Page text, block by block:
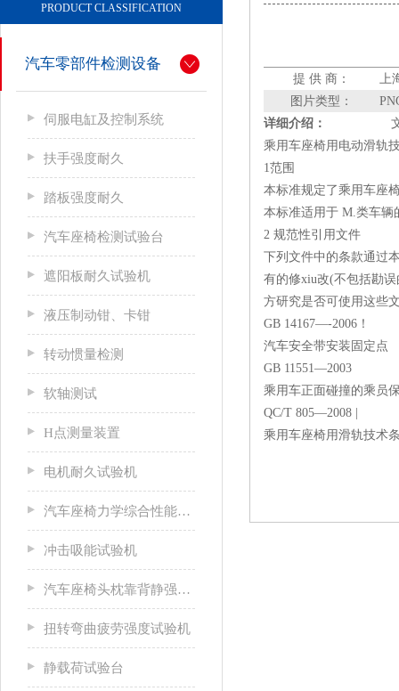
PRODUCT CLASSIFICATION
汽车零部件检测设备
伺服电缸及控制系统
扶手强度耐久
踏板强度耐久
汽车座椅检测试验台
遮阳板耐久试验机
液压制动钳、卡钳
转动惯量检测
软轴测试
H点测量装置
电机耐久试验机
汽车座椅力学综合性能试验机
冲击吸能试验机
汽车座椅头枕靠背静强度试验台
扭转弯曲疲劳强度试验机
静载荷试验台
提 供 商：
上
图片类型：
详细介绍：
乘用车座椅用电动滑轨
1范围
本标准规定了乘用车座
本标准适用于 M.类车辆
2 规范性引用文件
下列文件中的条款通过
有的修xiu改(不包括勘
方研究是否可使用这些
GB 14167—-2006！
汽车安全带安装固定点
GB 11551—2003
乘用车正面碰撞的乘员
QC/T 805—2008 |
乘用车座椅用滑轨技术